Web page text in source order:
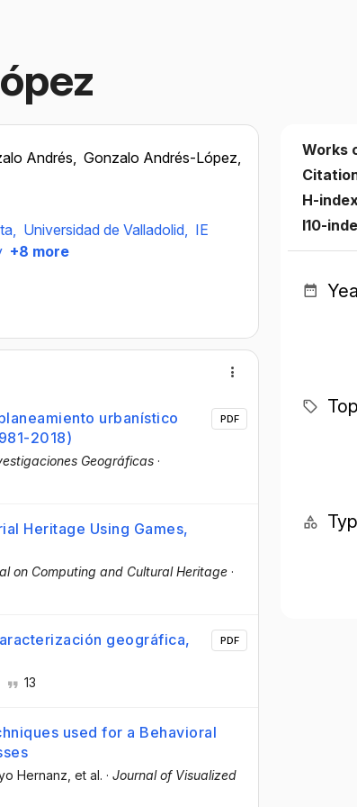
Andrés, Gonzalo Andrés-López,
Universidad de Valladolid, IE
+8 more
urbanístico
2018)
Geográficas ·
PDF
Heritage Using Games,
on Computing and Cultural Heritage ·
geográfica,
13
PDF
used for a Behavioral
Hernanz , et al. · Journal of Visualized
Works
H-
I10-